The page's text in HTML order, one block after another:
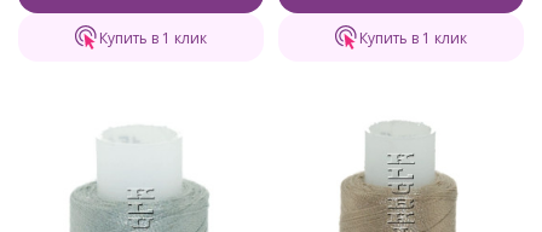
Купить в 1 клик Купить в 1 клик